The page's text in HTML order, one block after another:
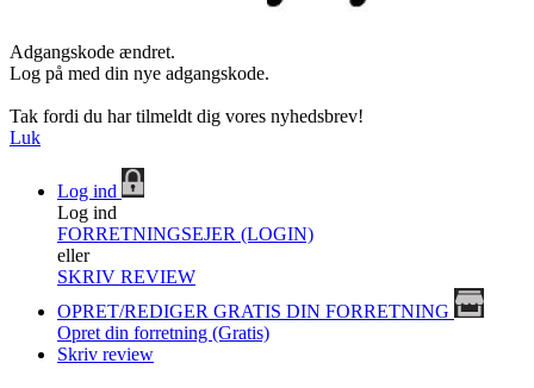
Adgangskode ændret.
Log på med din nye adgangskode.
Tak fordi du har tilmeldt dig vores nyhedsbrev!
Luk
Log ind
Log ind
FORRETNINGSEJER (LOGIN)
eller
SKRIV REVIEW
OPRET/REDIGER GRATIS DIN FORRETNING
Opret din forretning (Gratis)
Skriv review